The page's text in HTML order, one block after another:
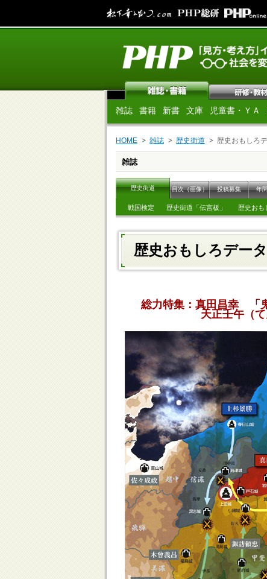
雑誌 書籍 新書 文庫 児童書・ＹＡ
HOME 雑誌 歴史街道 歴史おもしろ
雑誌
歴史街道 目次（画像） 投稿募集 年
戦国検定 歴史街道「伝言板」 歴史おも
歴史おもしろデー
総力特集：真田昌幸
天正壬午（